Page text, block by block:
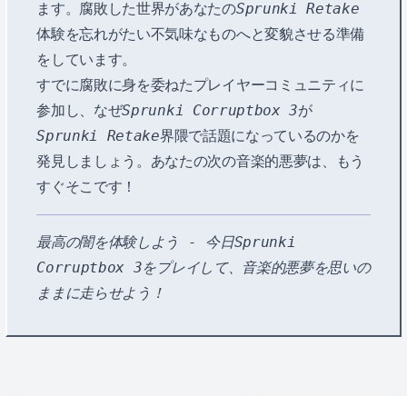
ます。腐敗した世界があなたのSprunki Retake
体験を忘れがたい不気味なものへと変貌させる準備
をしています。
すでに腐敗に身を委ねたプレイヤーコミュニティに
参加し、なぜSprunki Corruptbox 3が
Sprunki Retake界隈で話題になっているのかを
発見しましょう。あなたの次の音楽的悪夢は、もう
すぐそこです！
最高の闇を体験しよう - 今日Sprunki
Corruptbox 3をプレイして、音楽的悪夢を思いの
ままに走らせよう！